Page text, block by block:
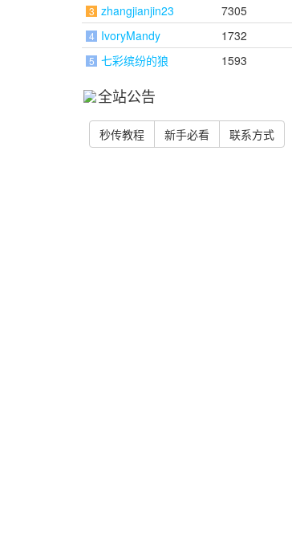
3 zhangjianjin23 7305
4 IvoryMandy 1732
5 七彩缤纷的狼 1593
全站公告
秒传教程 新手必看 联系方式